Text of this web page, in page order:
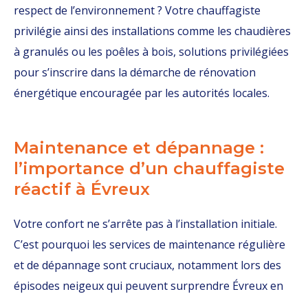
respect de l’environnement ? Votre chauffagiste
privilégie ainsi des installations comme les chaudières
à granulés ou les poêles à bois, solutions privilégiées
pour s’inscrire dans la démarche de rénovation
énergétique encouragée par les autorités locales.
Maintenance et dépannage :
l’importance d’un chauffagiste
réactif à Évreux
Votre confort ne s’arrête pas à l’installation initiale.
C’est pourquoi les services de maintenance régulière
et de dépannage sont cruciaux, notamment lors des
épisodes neigeux qui peuvent surprendre Évreux en